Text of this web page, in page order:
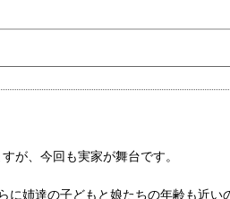
が、今回も実家が舞台です。
姉達の子どもと娘たちの年齢も近い